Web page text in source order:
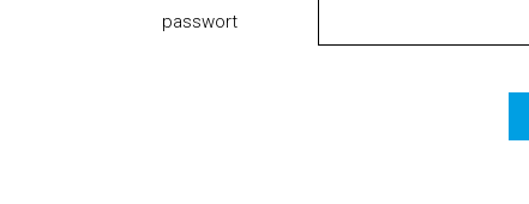
passwort